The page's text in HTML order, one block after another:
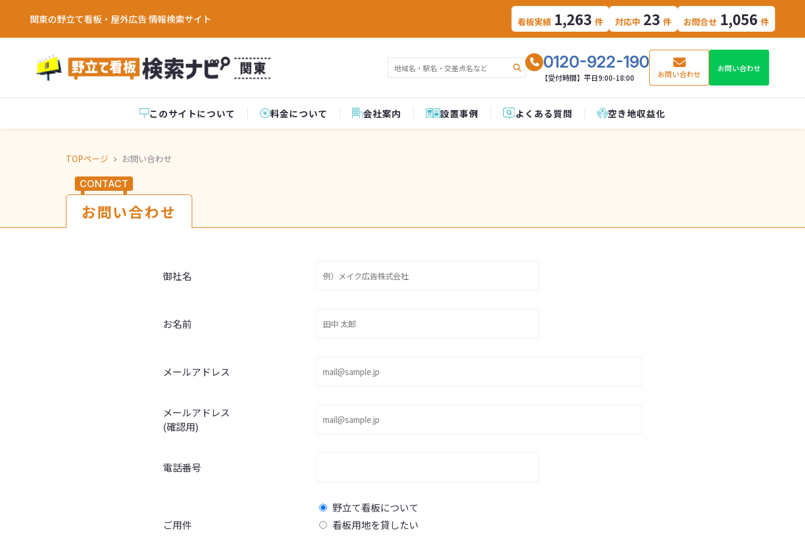
関東の野立て看板・屋外広告 情報検索サイト 看板実績 1,263 件 対応中 23 件 お問合せ 1,056 件
0120-922-190
【受付時間】平日9:00-18:00 お問い合わせ
お問い合わせ
このサイトについて 料金について 会社案内 設置事例 よくある質問 空き地収益化
TOPページ お問い合わせ
CONTACT
お問い合わせ
御社名
お名前
メールアドレス
メールアドレス
(確認用)
電話番号
ご用件
野立て看板について
看板用地を貸したい